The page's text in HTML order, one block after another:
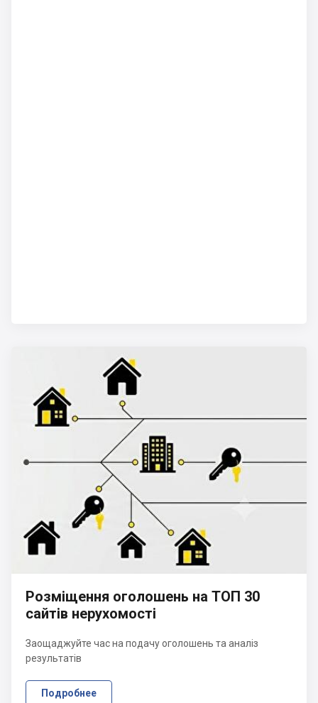
Розміщення оголошень на ТОП 30
сайтів нерухомості
Заощаджуйте час на подачу оголошень та аналіз
результатів
Подробнее